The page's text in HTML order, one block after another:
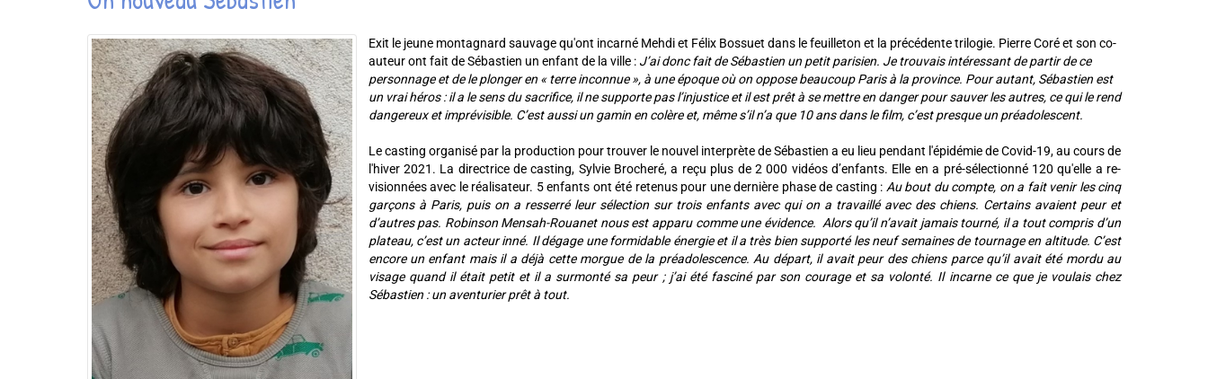
Exit le jeune montagnard sauvage qu'ont incarné Mehdi et Félix Bossuet dans le feuilleton et la précédente trilogie. Pierre Coré et son co-
auteur ont fait de Sébastien un enfant de la ville : J’ai donc fait de Sébastien un petit parisien. Je trouvais intéressant de partir de ce
personnage et de le plonger en « terre inconnue », à une époque où on oppose beaucoup Paris à la province. Pour autant, Sébastien est
un vrai héros : il a le sens du sacrifice, il ne supporte pas l’injustice et il est prêt à se mettre en danger pour sauver les autres, ce qui le rend
dangereux et imprévisible. C’est aussi un gamin en colère et, même s’il n’a que 10 ans dans le film, c’est presque un préadolescent.
Le casting organisé par la production pour trouver le nouvel interprète de Sébastien a eu lieu pendant l'épidémie de Covid-19, au cours de
l'hiver 2021. La directrice de casting, Sylvie Brocheré, a reçu plus de 2 000 vidéos d’enfants. Elle en a pré-sélectionné 120 qu'elle a re-
visionnées avec le réalisateur. 5 enfants ont été retenus pour une dernière phase de casting : Au bout du compte, on a fait venir les cinq
garçons à Paris, puis on a resserré leur sélection sur trois enfants avec qui on a travaillé avec des chiens. Certains avaient peur et
d’autres pas. Robinson Mensah-Rouanet nous est apparu comme une évidence. Alors qu’il n’avait jamais tourné, il a tout compris d’un
plateau, c’est un acteur inné. Il dégage une formidable énergie et il a très bien supporté les neuf semaines de tournage en altitude. C’est
encore un enfant mais il a déjà cette morgue de la préadolescence. Au départ, il avait peur des chiens parce qu’il avait été mordu au
visage quand il était petit et il a surmonté sa peur ; j’ai été fasciné par son courage et sa volonté. Il incarne ce que je voulais chez
Sébastien : un aventurier prêt à tout.